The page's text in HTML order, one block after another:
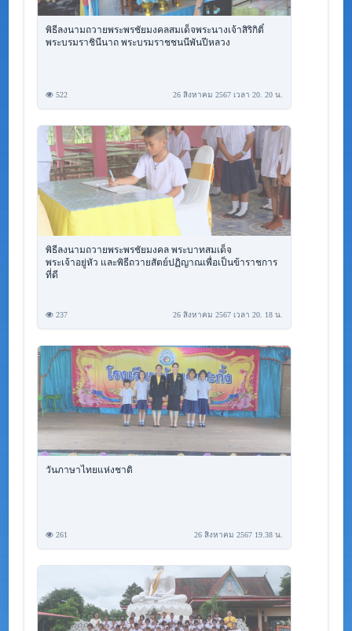
พิธีลงนามถวายพระพรชัยมงคลสมเด็จพระนางเจ้าสิริกิติ์
พระบรมราชินีนาถ พระบรมราชชนนีพันปีหลวง
522 26 สิงหาคม 2567 เวลา 20. 20 น.
พิธีลงนามถวายพระพรชัยมงคล พระบาทสมเด็จ
พระเจ้าอยู่หัว และพิธีถวายสัตย์ปฏิญาณเพื่อเป็นข้าราชการ
ที่ดี
237 26 สิงหาคม 2567 เวลา 20. 18 น.
วันภาษาไทยแห่งชาติ
261 26 สิงหาคม 2567 19.38 น.